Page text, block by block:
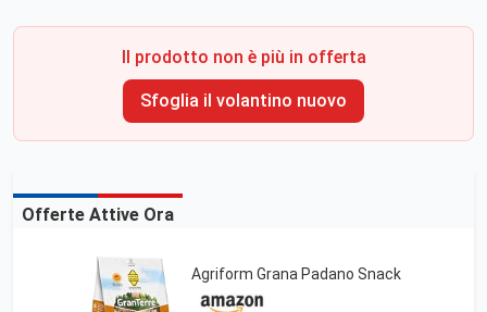
Il prodotto non è più in offerta
Sfoglia il volantino nuovo
Offerte Attive Ora
Agriform Grana Padano Snack